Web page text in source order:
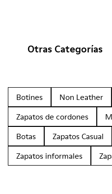
Otras Categorías
Botines Non Leather
Zapatos de cordones
Botas
Zapatos Casual
Zapatos informales